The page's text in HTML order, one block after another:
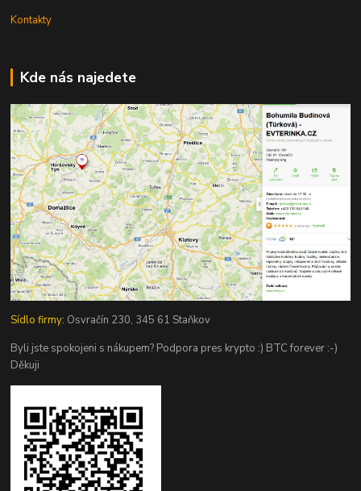
Kontakty
Kde nás najedete
Sídlo firmy: Osvračín 230, 345 61 Staňkov
Byli jste spokojeni s nákupem? Podpora pres krypto :) BTC forever :-)
Děkuji